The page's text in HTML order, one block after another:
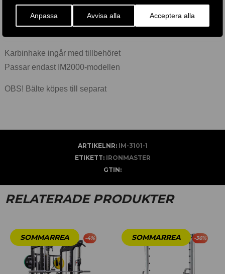
Anpassa Avvisa alla Acceptera alla
nästa steg mot att uppnå maximal fysisk skicklighet, säkert
och effektivt. Följ med oss ​​och revolutionera styrketräning,
Karbinhake ingår med tillbehöret
Passar endast IM2000-modellen
OBS! Bälte köpes till separat
ARTIKELNR: IM-3101-1
ETIKETT: IRONMASTER
GTIN:
RELATERADE PRODUKTER
-4% -36%